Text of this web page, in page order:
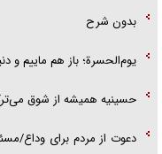
بدون شرح
یوم‌الحسرة؛ باز هم ماییم و
حسینیه همیشه از شوق
دعوت از مردم برای وداع/